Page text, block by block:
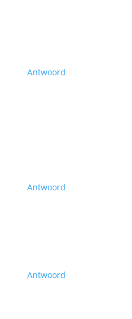
Antwoord
Antwoord
Antwoord